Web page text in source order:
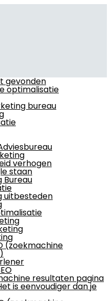
gevonden
optimalisatie
bureau
verhogen
staan
uitbesteden
(zoekmachine
resultaten pagina
is eenvoudiger dan je